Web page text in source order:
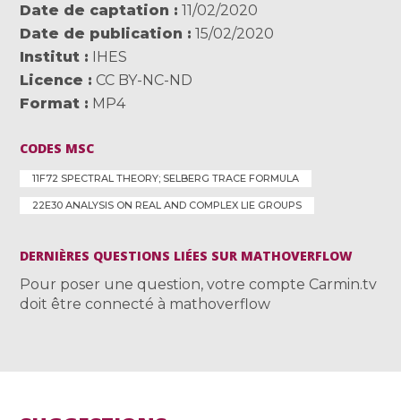
Date de captation
11/02/2020
Date de publication
15/02/2020
Institut
IHES
Licence
CC BY-NC-ND
Format
MP4
CODES MSC
11F72 SPECTRAL THEORY; SELBERG TRACE FORMULA
22E30 ANALYSIS ON REAL AND COMPLEX LIE GROUPS
DERNIÈRES QUESTIONS LIÉES SUR MATHOVERFLOW
Pour poser une question, votre compte Carmin.tv
doit être connecté à mathoverflow